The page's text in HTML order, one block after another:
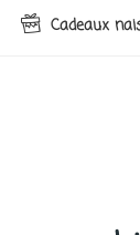
Cadeaux